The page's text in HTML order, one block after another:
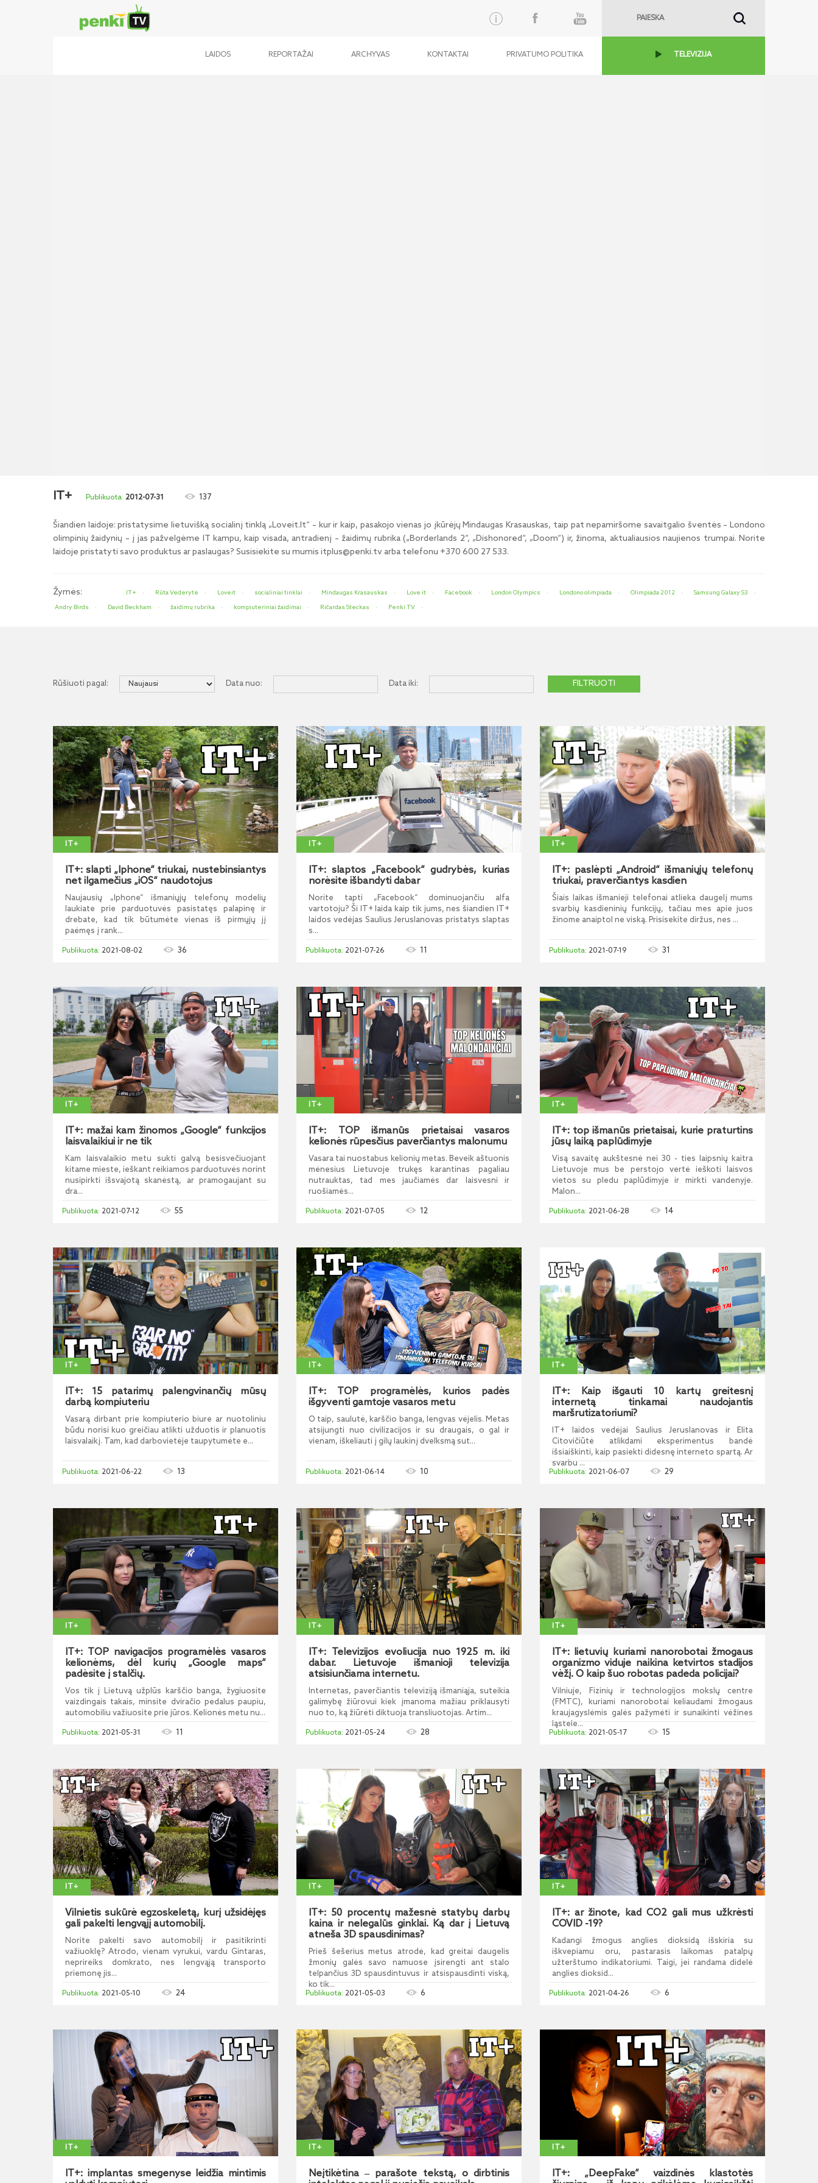
LAIDOS REPORTAŽAI ARCHYVAS KONTAKTAI PRIVATUMO POLITIKA TELEVIZIJA
IT+ 2012-07-31 137
Šiandien laidoje: pristatysime lietuvišką socialinį tinklą „Loveit.lt“ – kur ir kaip, pasakojo vienas jo įkūrėjų Mindaugas Krasauskas, taip pat nepamiršome savaitgalio šventės – Londono
olimpinių žaidynių – į jas pažvelgėme IT kampu, kaip visada, antradienį – žaidimų rubrika („Borderlands 2“, „Dishonored“, „Doom“) ir, žinoma, aktualiausios naujienos trumpai. Norite
laidoje pristatyti savo produktus ar paslaugas? Susisiekite su mumis itplus@penki.tv arba telefonu +370 600 27 533.
Žymės: IT+ Rūta Vederytė Loveit socialiniai tinklai Mindaugas Krasauskas Love it Facebook London Olympics Londono olimpiada Olimpiada 2012
Samsung Galaxy S3
Andry Birds
David Beckham žaidimų rubrika kompiuteriniai žaidimai Ričardas Steckas Penki TV
Rūšiuoti pagal: Data nuo: Data iki:
IT+
IT+: slapti „Iphone“ triukai, nustebinsiantys
net ilgamečius „iOS“ naudotojus
Naujausių „Iphone“ išmaniųjų telefonų modelių
laukiate prie parduotuvės pasistatęs palapinę ir
drebate, kad tik būtumėte vienas iš pirmųjų jį
paėmęs į rank...
2021-08-02 36
IT+
IT+: slaptos „Facebook“ gudrybės, kurias
norėsite išbandyti dabar
Norite tapti „Facebook“ dominuojančiu alfa
vartotoju? Ši IT+ laida kaip tik jums, nes šiandien IT+
laidos vedėjas Saulius Jeruslanovas pristatys slaptas
s...
2021-07-26 11
IT+
IT+: paslėpti „Android“ išmaniųjų telefonų
triukai, praverčiantys kasdien
Šiais laikas išmanieji telefonai atlieka daugelį mums
svarbių kasdieninių funkcijų, tačiau mes apie juos
žinome anaiptol ne viską. Prisisekite diržus, nes ...
2021-07-19 31
IT+
IT+: mažai kam žinomos „Google“ funkcijos
laisvalaikiui ir ne tik
Kam laisvalaikio metu sukti galvą besisvečiuojant
kitame mieste, ieškant reikiamos parduotuvės norint
nusipirkti išsvajotą skanėstą, ar pramogaujant su
dra...
2021-07-12 55
IT+
IT+: TOP išmanūs prietaisai vasaros
kelionės rūpesčius paverčiantys malonumu
Vasara tai nuostabus kelionių metas. Beveik aštuonis
mėnesius Lietuvoje trukęs karantinas pagaliau
nutrauktas, tad mes jaučiamės dar laisvesni ir
ruošiamės...
2021-07-05 12
IT+
IT+: top išmanūs prietaisai, kurie praturtins
jūsų laiką paplūdimyje
Visą savaitę aukštesnė nei 30 - ties laipsnių kaitra
Lietuvoje mus be perstojo vertė ieškoti laisvos
vietos su pledu paplūdimyje ir mirkti vandenyje.
Malon...
2021-06-28 14
IT+
IT+: 15 patarimų palengvinančių mūsų
darbą kompiuteriu
Vasarą dirbant prie kompiuterio biure ar nuotoliniu
būdu norisi kuo greičiau atlikti užduotis ir planuotis
laisvalaikį. Tam, kad darbovietėje taupytumėte e...
2021-06-22 13
IT+
IT+: TOP programėlės, kurios padės
išgyventi gamtoje vasaros metu
O taip, saulutė, karščio banga, lengvas vėjelis. Metas
atsijungti nuo civilizacijos ir su draugais, o gal ir
vienam, iškeliauti į gilų laukinį dvelksmą sut...
2021-06-14 10
IT+
IT+: Kaip išgauti 10 kartų greitesnį
internetą tinkamai naudojantis
maršrutizatoriumi?
IT+ laidos vedėjai Saulius Jeruslanovas ir Elita
Citovičiūtė atlikdami eksperimentus bandė
išsiaiškinti, kaip pasiekti didesnę interneto spartą. Ar
svarbu ...
2021-06-07 29
IT+
IT+: TOP navigacijos programėlės vasaros
kelionėms, dėl kurių „Google maps“
padėsite į stalčių.
Vos tik į Lietuvą užplūs karščio banga, žygiuosite
vaizdingais takais, minsite dviračio pedalus paupiu,
automobiliu važiuosite prie jūros. Kelionės metu nu...
2021-05-31 11
IT+
IT+: Televizijos evoliucija nuo 1925 m. iki
dabar. Lietuvoje išmanioji televizija
atsisiunčiama internetu.
Internetas, paverčiantis televiziją išmaniąja, suteikia
galimybę žiūrovui kiek įmanoma mažiau priklausyti
nuo to, ką žiūrėti diktuoja transliuotojas. Artim...
2021-05-24 28
IT+
IT+: lietuvių kuriami nanorobotai žmogaus
organizmo viduje naikina ketvirtos stadijos
vėžį. O kaip šuo robotas padeda policijai?
Vilniuje, Fizinių ir technologijos mokslų centre
(FMTC), kuriami nanorobotai keliaudami žmogaus
kraujagyslėmis galės pažymėti ir sunaikinti vėžines
ląstele...
2021-05-17 15
IT+
Vilnietis sukūrė egzoskeletą, kurį užsidėjęs
gali pakelti lengvąjį automobilį.
Norite pakelti savo automobilį ir pasitikrinti
važiuoklę? Atrodo, vienam vyrukui, vardu Gintaras,
neprireiks domkrato, nes lengvąją transporto
priemonę jis...
2021-05-10 24
IT+
IT+: 50 procentų mažesnė statybų darbų
kaina ir nelegalūs ginklai. Ką dar į Lietuvą
atneša 3D spausdinimas?
Prieš šešerius metus atrodė, kad greitai daugelis
žmonių galės savo namuose įsirengti ant stalo
telpančius 3D spausdintuvus ir atsispausdinti viską,
ko tik...
2021-05-03 6
IT+
IT+: ar žinote, kad CO2 gali mus užkrėsti
COVID -19?
Kadangi žmogus anglies dioksidą išskiria su
iškvepiamu oru, pastarasis laikomas patalpų
užterštumo indikatoriumi. Taigi, jei randama didelė
anglies dioksid...
2021-04-26 6
IT+
IT+: implantas smegenyse leidžia mintimis
IT+
Neįtikėtina ‒ parašote tekstą, o dirbtinis
IT+
IT+: „DeepFake“ vaizdinės klastotės